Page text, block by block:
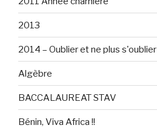
2013
2014 – Oublier et ne plus s'oublier
Algèbre
BACCALAUREAT STAV
Bénin, Viva Africa !!